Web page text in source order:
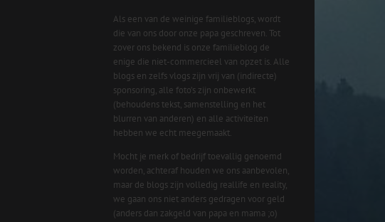
Als een van de weinige familieblogs, wordt
die van ons door onze papa geschreven. Tot
zover ons bekend is onze familieblog de
enige die niet-commercieel van opzet is. Alle
blogs en zelfs vlogs zijn vrij van (indirecte)
sponsoring, alle foto’s zijn onbewerkt
(behoudens tekst, samenstelling en het
blurren van anderen) en alle activiteiten
hebben we echt meegemaakt.
Mocht je merk of bedrijf toevallig genoemd
worden, achteraf houden we ons aanbevolen,
maar de blogs zijn volledig reallife en reality,
we gaan ons niet anders gedragen voor geld
(anders dan zakgeld van papa en mama ;o)